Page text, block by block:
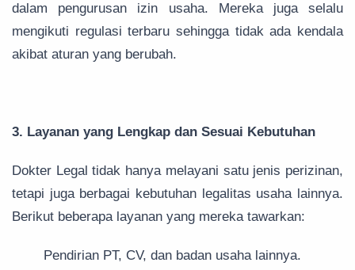
dalam pengurusan izin usaha. Mereka juga selalu
mengikuti regulasi terbaru sehingga tidak ada kendala
akibat aturan yang berubah.
3. Layanan yang Lengkap dan Sesuai Kebutuhan
Dokter Legal tidak hanya melayani satu jenis perizinan,
tetapi juga berbagai kebutuhan legalitas usaha lainnya.
Berikut beberapa layanan yang mereka tawarkan:
Pendirian PT, CV, dan badan usaha lainnya.